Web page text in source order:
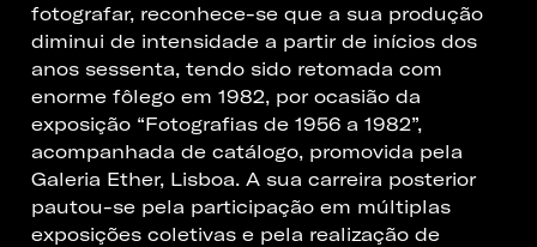
fotografar, reconhece-se que a sua produção
diminui de intensidade a partir de inícios dos
anos sessenta, tendo sido retomada com
enorme fôlego em 1982, por ocasião da
exposição “Fotografias de 1956 a 1982”,
acompanhada de catálogo, promovida pela
Galeria Ether, Lisboa. A sua carreira posterior
pautou-se pela participação em múltiplas
exposições coletivas e pela realização de